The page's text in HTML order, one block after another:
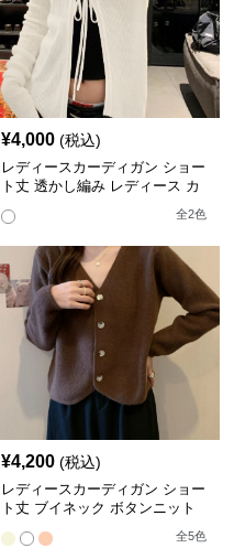
¥4,000 (税込)
レディースカーディガン ショー
ト丈 透かし編み レディース カ
全2色
¥4,200 (税込)
レディースカーディガン ショー
ト丈 ブイネック ボタンニット
全5色